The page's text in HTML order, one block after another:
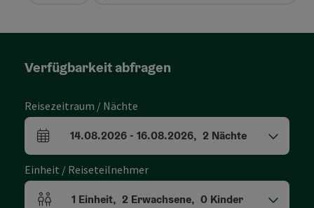
Verfügbarkeit abfragen
Reisezeitraum / Nächte
An- und Abreisefelder
14.08.2026- 16.08.2026, 2 Nächte
Einheit / Reiseteilnehmer
1 Einheit, 2 Erwachsene, 0 Kinder